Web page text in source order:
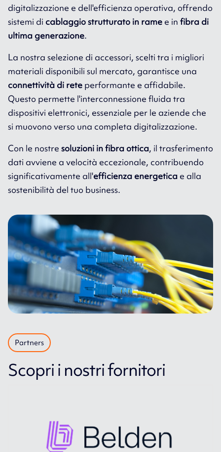
digitalizzazione e dell'efficienza operativa, offrendo
sistemi di cablaggio strutturato in rame e in fibra di
ultima generazione.
La nostra selezione di accessori, scelti tra i migliori
materiali disponibili sul mercato, garantisce una
connettività di rete performante e affidabile.
Questo permette l'interconnessione fluida tra
dispositivi elettronici, essenziale per le aziende che
si muovono verso una completa digitalizzazione.
Con le nostre soluzioni in fibra ottica, il trasferimento
dati avviene a velocità eccezionale, contribuendo
significativamente all'efficienza energetica e alla
sostenibilità del tuo business.
Partners
Scopri i nostri fornitori